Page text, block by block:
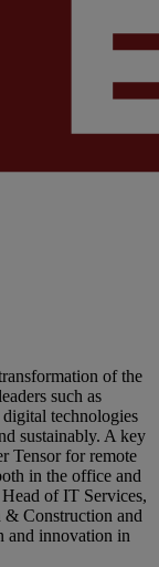
of the
such as
technologies
sustainably. A key
Tensor for remote
in the office and
of IT Services,
Construction and
and innovation in